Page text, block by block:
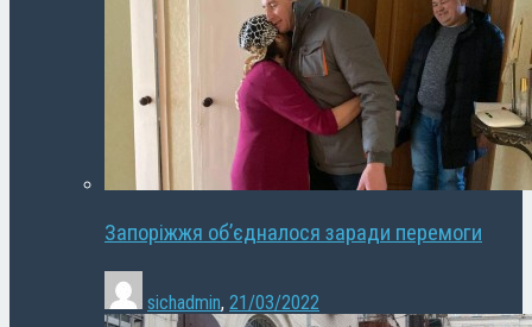
Запоріжжя об’єдналося заради перемоги
sichadmin, 21/03/2022